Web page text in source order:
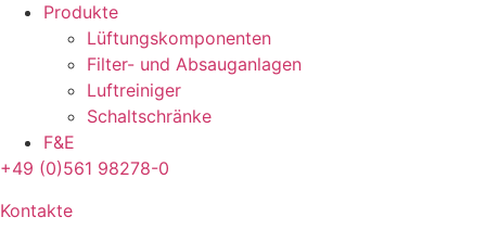
Produkte
Lüftungskomponenten
Filter- und Absauganlagen
Luftreiniger
Schaltschränke
F&E
+49 (0)561 98278-0
Kontakte